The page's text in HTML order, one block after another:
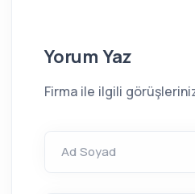
Yorum Yaz
Firma ile ilgili
Ad Soyad